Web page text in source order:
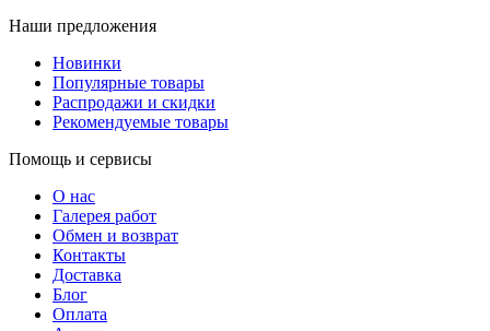
Наши предложения
Новинки
Популярные товары
Распродажи и скидки
Рекомендуемые товары
Помощь и сервисы
О нас
Галерея работ
Обмен и возврат
Контакты
Доставка
Блог
Оплата